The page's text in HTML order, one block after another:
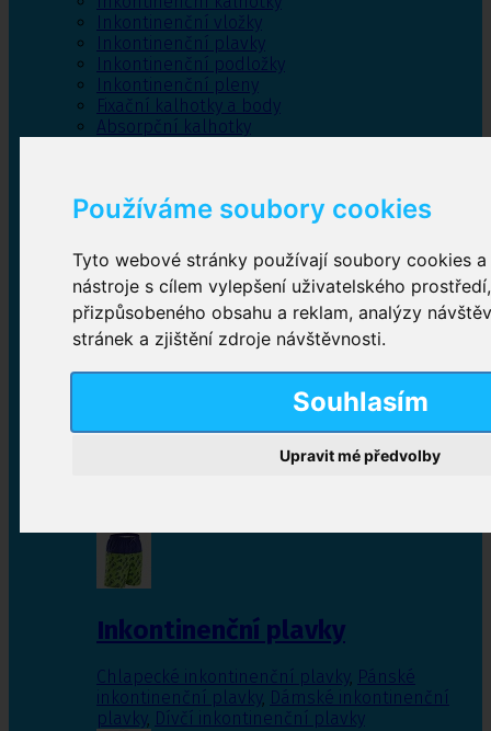
Používáme soubory cookies
Tyto webové stránky používají soubory cookies
nástroje s cílem vylepšení uživatelského
přizpůsobeného obsahu a reklam, analýzy
stránek a zjištění zdroje návštěvnosti.
Souhlasím
Upravit mé předvolby
Inkontinenční vložky
Inkontinenční plavky
Inkontinenční podložky
Inkontinenční pleny
Fixační kalhotky a body
Absorpční kalhotky
Inkontinenční kalhotky
Plenkové kalhotky navlékací,Plenkové kalhotky
zalepovací,Inkontinenční kalhotky dámské
Inkontinenční vložky
Inkontinenční plavky
Chlapecké inkontinenční plavky, Pánské
inkontinenční plavky, Dámské inkontinenční
plavky, Dívčí inkontinenční plavky